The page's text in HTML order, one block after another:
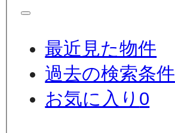
最近見た物件
過去の検索条件
お気に入り 0